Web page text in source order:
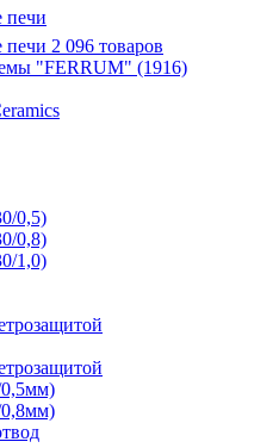
печи
печи 2 096 товаров
"FERRUM" (1916)
0,5)
0,8)
1,0)